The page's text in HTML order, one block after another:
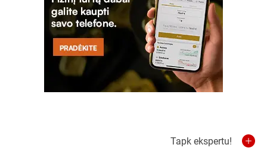
Tapk ekspertu!